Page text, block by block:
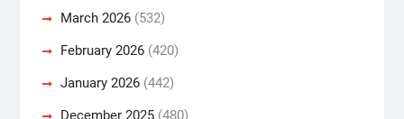
March 2026(532)
February 2026(420)
January 2026(442)
December 2025(480)